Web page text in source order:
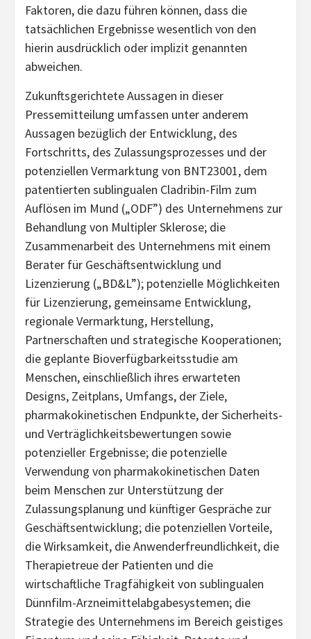
Faktoren, die dazu führen können, dass die
tatsächlichen Ergebnisse wesentlich von den
hierin ausdrücklich oder implizit genannten
abweichen.
Zukunftsgerichtete Aussagen in dieser
Pressemitteilung umfassen unter anderem
Aussagen bezüglich der Entwicklung, des
Fortschritts, des Zulassungsprozesses und der
potenziellen Vermarktung von BNT23001, dem
patentierten sublingualen Cladribin-Film zum
Auflösen im Mund („ODF”) des Unternehmens zur
Behandlung von Multipler Sklerose; die
Zusammenarbeit des Unternehmens mit einem
Berater für Geschäftsentwicklung und
Lizenzierung („BD&L”); potenzielle Möglichkeiten
für Lizenzierung, gemeinsame Entwicklung,
regionale Vermarktung, Herstellung,
Partnerschaften und strategische Kooperationen;
die geplante Bioverfügbarkeitsstudie am
Menschen, einschließlich ihres erwarteten
Designs, Zeitplans, Umfangs, der Ziele,
pharmakokinetischen Endpunkte, der Sicherheits-
und Verträglichkeitsbewertungen sowie
potenzieller Ergebnisse; die potenzielle
Verwendung von pharmakokinetischen Daten
beim Menschen zur Unterstützung der
Zulassungsplanung und künftiger Gespräche zur
Geschäftsentwicklung; die potenziellen Vorteile,
die Wirksamkeit, die Anwenderfreundlichkeit, die
Therapietreue der Patienten und die
wirtschaftliche Tragfähigkeit von sublingualen
Dünnfilm-Arzneimittelabgabesystemen; die
Strategie des Unternehmens im Bereich geistiges